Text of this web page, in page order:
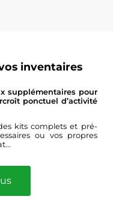
inventaires
supplémentaires pour
ponctuel d’activité
kits complets et pré-
ou vos propres